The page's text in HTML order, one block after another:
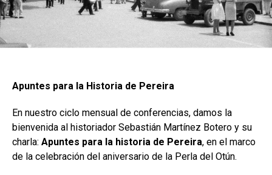
Apuntes para la Historia de Pereira
En nuestro ciclo mensual de conferencias, damos la
bienvenida al historiador Sebastián Martínez Botero y su
charla: Apuntes para la historia de Pereira, en el marco
de la celebración del aniversario de la Perla del Otún.